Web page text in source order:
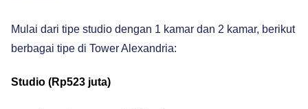
Mulai dari tipe studio dengan 1 kamar dan 2 kamar, berikut
berbagai tipe di Tower Alexandria:
Studio (Rp523 juta)